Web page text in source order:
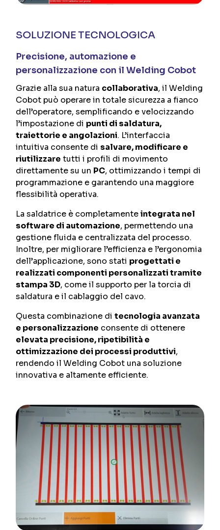
SOLUZIONE TECNOLOGICA
Precisione, automazione e
personalizzazione con il Welding Cobot
Grazie alla sua natura collaborativa, il Welding
Cobot può operare in totale sicurezza a fianco
dell’operatore, semplificando e velocizzando
l’impostazione di punti di saldatura,
traiettorie e angolazioni. L’interfaccia
intuitiva consente di salvare, modificare e
riutilizzare tutti i profili di movimento
direttamente su un PC, ottimizzando i tempi di
programmazione e garantendo una maggiore
flessibilità operativa.
La saldatrice è completamenteintegrata nel
software di automazione, permettendo una
gestione fluida e centralizzata del processo.
Inoltre, per migliorare l’efficienza e l’ergonomia
dell’applicazione, sono stati progettati e
realizzati componenti personalizzati tramite
stampa 3D, come il supporto per la torcia di
saldatura e il cablaggio del cavo.
Questa combinazione di tecnologia avanzata
e personalizzazione consente di ottenere
elevata precisione, ripetibilità e
ottimizzazione dei processi produttivi,
rendendo il Welding Cobot una soluzione
innovativa e altamente efficiente.